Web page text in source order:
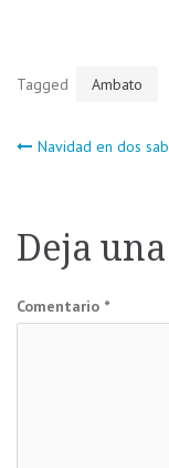
Tagged Ambato
Navidad en dos
Deja
Comentario *